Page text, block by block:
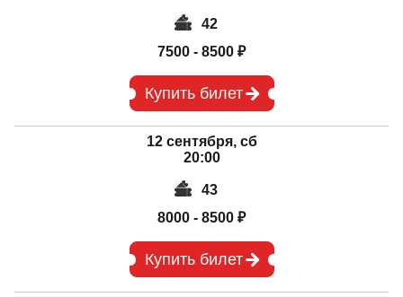
42
7500 - 8500 ₽
Купить билет
12 сентября, сб
20:00
43
8000 - 8500 ₽
Купить билет